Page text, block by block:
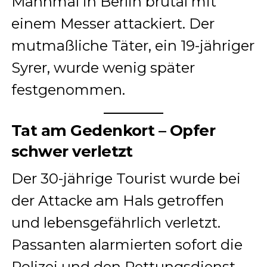
einem Messer attackiert. Der
mutmaßliche Täter, ein 19-jähriger
Syrer, wurde wenig später
festgenommen.
Tat am Gedenkort – Opfer
schwer verletzt
Der 30-jährige Tourist wurde bei
der Attacke am Hals getroffen
und lebensgefährlich verletzt.
Passanten alarmierten sofort die